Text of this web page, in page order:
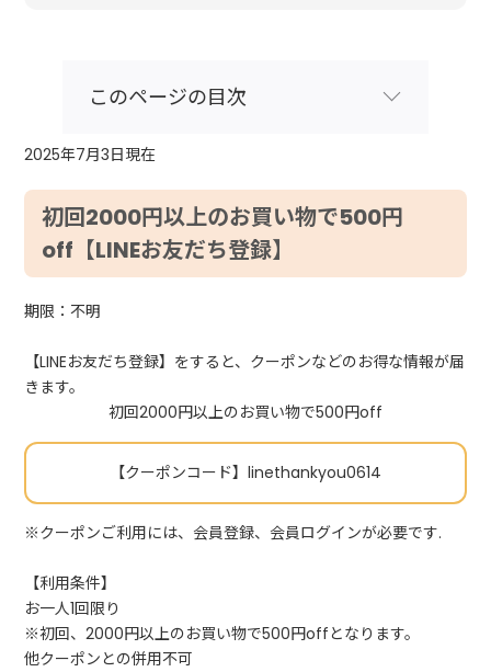
このページの目次
2025年7月3日現在
初回2000円以上のお買い物で500円
off【LINEお友だち登録】
期限：不明
【LINEお友だち登録】をすると、クーポンなどのお得な情報が届
きます。
初回2000円以上のお買い物で500円off
【クーポンコード】linethankyou0614
※クーポンご利用には、会員登録、会員ログインが必要です.
【利用条件】
お一人1回限り
※初回、2000円以上のお買い物で500円offとなります。
他クーポンとの併用不可